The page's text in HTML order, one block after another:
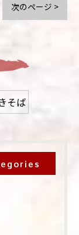
次のページ >
そば